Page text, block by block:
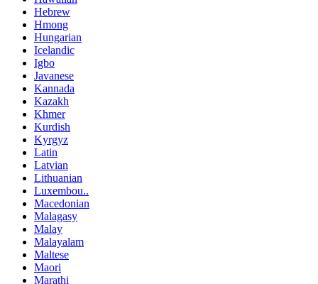
Hebrew
Hmong
Hungarian
Icelandic
Igbo
Javanese
Kannada
Kazakh
Khmer
Kurdish
Kyrgyz
Latin
Latvian
Lithuanian
Luxembou..
Macedonian
Malagasy
Malay
Malayalam
Maltese
Maori
Marathi